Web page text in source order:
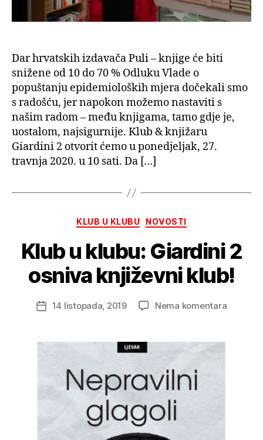
VRATA
Dar hrvatskih izdavača Puli – knjige će biti
snižene od 10 do 70 % Odluku Vlade o
popuštanju epidemioloških mjera dočekali smo
s radošću, jer napokon možemo nastaviti s
našim radom – među knjigama, tamo gdje je,
uostalom, najsigurnije. Klub & knjižaru
Giardini 2 otvorit ćemo u ponedjeljak, 27.
travnja 2020. u 10 sati. Da […]
Kategorije
KLUB U KLUBU NOVOSTI
Klub u klubu: Giardini 2
osniva književni klub!
Datum
14 listopada, 2019 Nema komentarana